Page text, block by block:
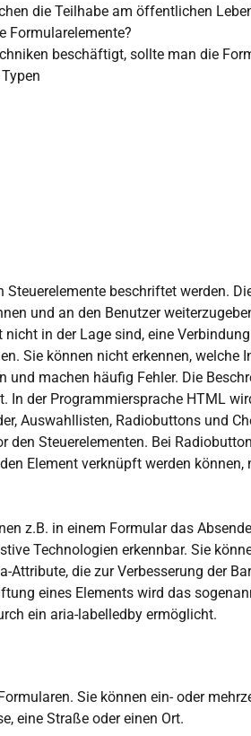
die Teilhabe am öffentlichen
Formularelemente?
beschäftigt, sollte man die
beschriftet werden.
und an den Benutzer
in der Lage sind, eine
Sie können nicht erkennen, welche
machen häufig Fehler. Die
der Programmiersprache HTML
Auswahllisten, Radiobuttons und
Steuerelementen. Bei
Element verknüpft werden
z.B. in einem Formular das
Technologien erkennbar. Sie
die zur Verbesserung der
eines Elements wird das
ein aria-labelledby ermöglicht.
Sie können ein- oder
eine Straße oder einen Ort.